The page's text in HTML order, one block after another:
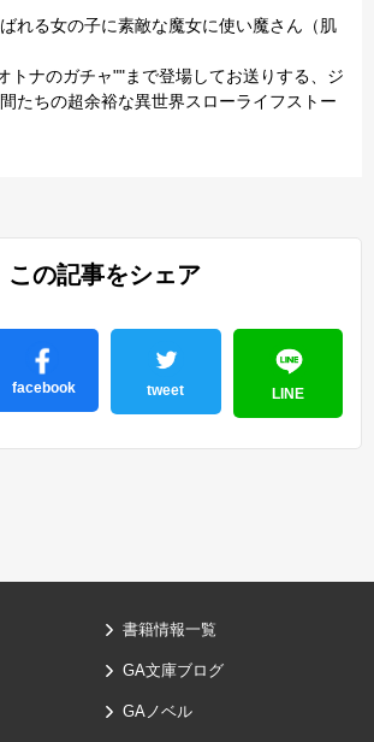
れる女の子に素敵な魔女に使い魔さん（肌
トナのガチャ""まで登場してお送りする、ジ
たちの超余裕な異世界スローライフストー
この記事をシェア
facebook tweet LINE
書籍情報一覧
GA文庫ブログ
GAノベル